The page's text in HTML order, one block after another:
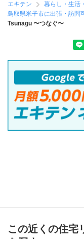
エキテン
暮らし・生活
鳥取県米子市に出張・訪問
Tsunagu 〜つなぐ〜
この近くの住宅